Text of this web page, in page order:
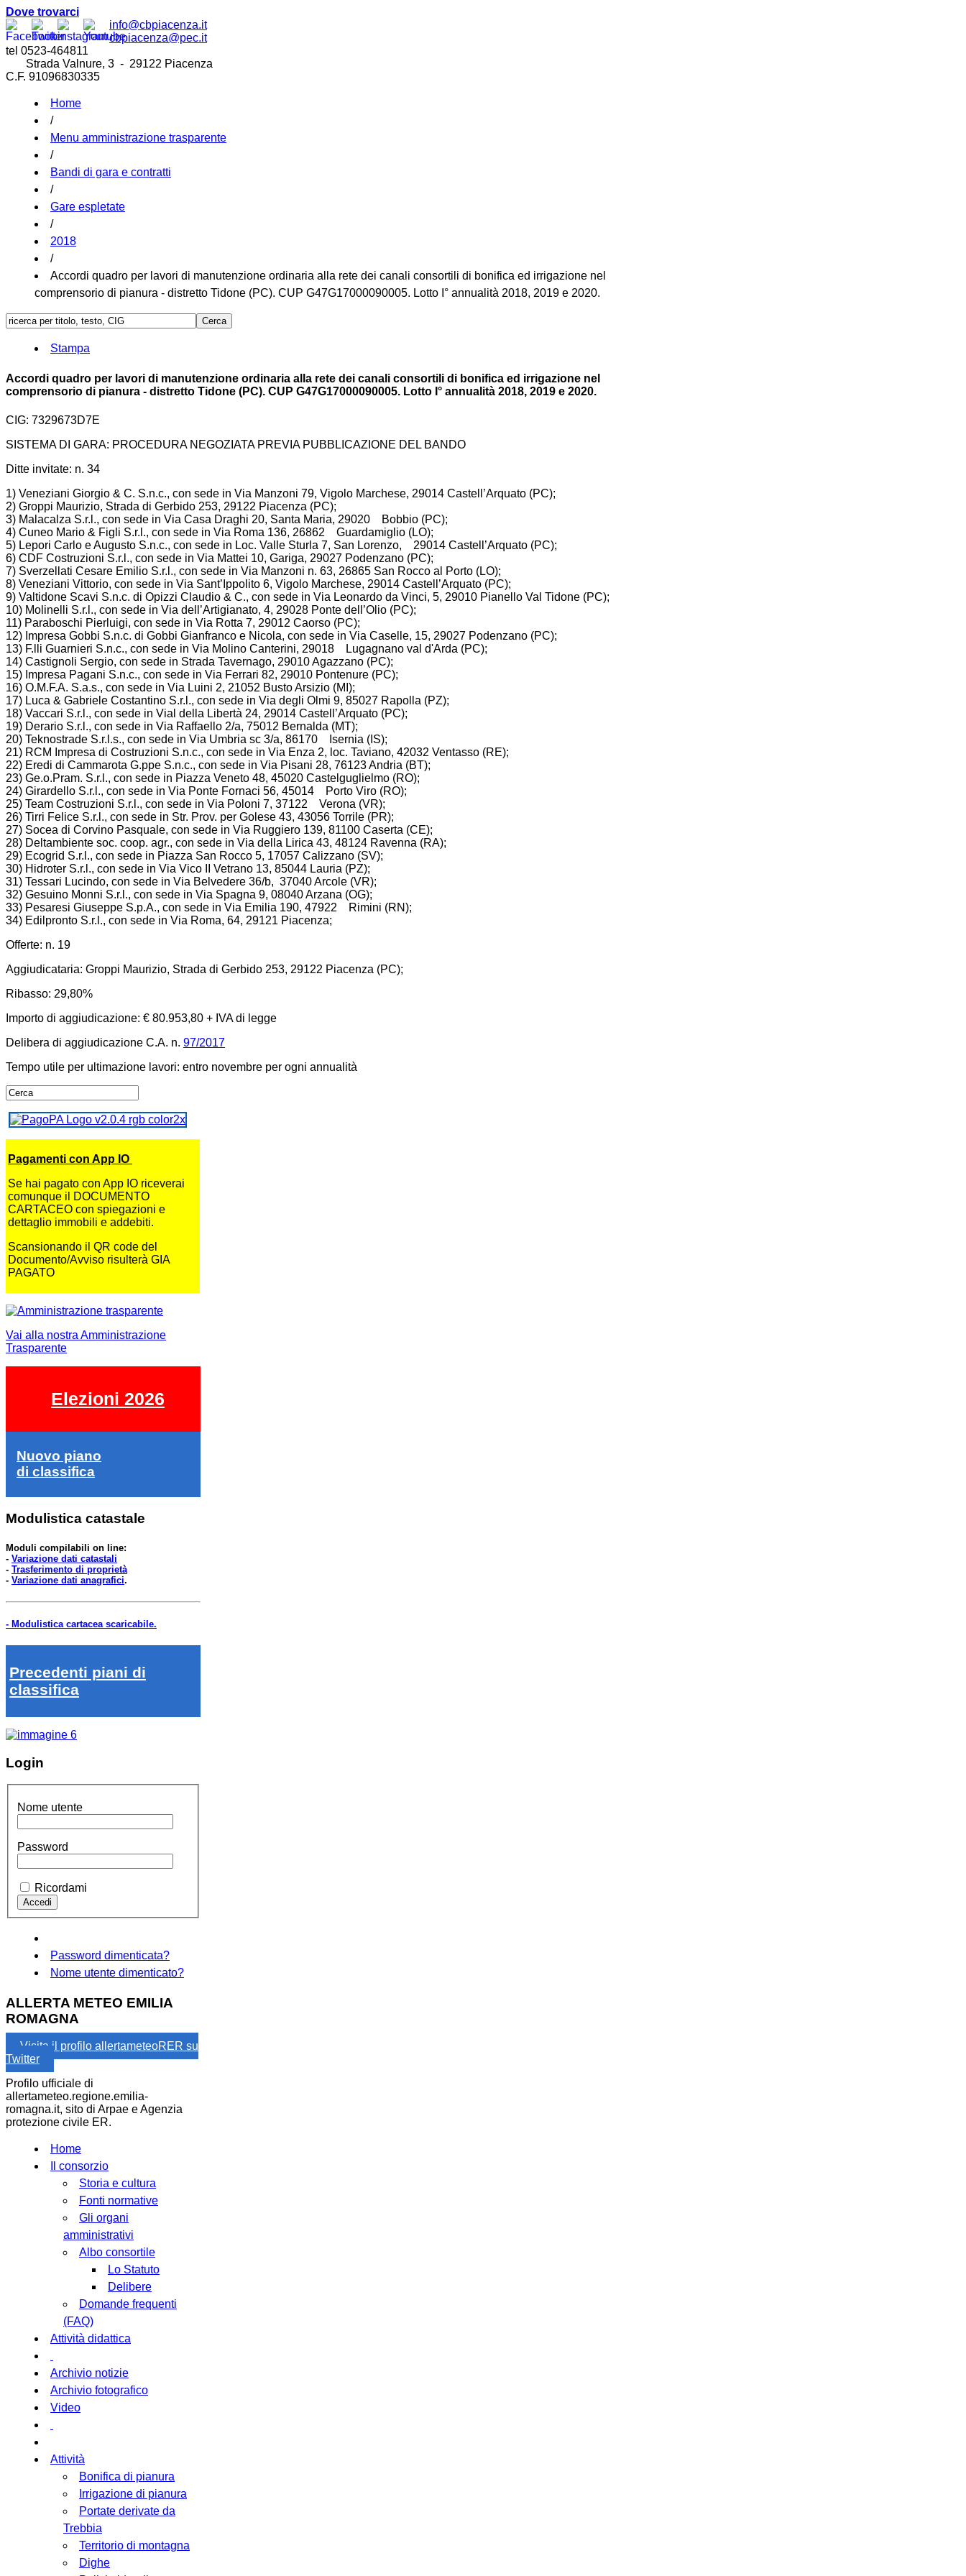
Dove trovarci
info@cbpiacenza.it
cbpiacenza@pec.it
tel 0523-464811
Strada Valnure, 3 - 29122 Piacenza
C.F. 91096830335
Home
/
Menu amministrazione trasparente
/
Bandi di gara e contratti
/
Gare espletate
/
2018
/
Accordi quadro per lavori di manutenzione ordinaria alla rete dei canali consortili di bonifica ed irrigazione nel
comprensorio di pianura - distretto Tidone (PC). CUP G47G17000090005. Lotto I° annualità 2018, 2019 e 2020.
Stampa
Accordi quadro per lavori di manutenzione ordinaria alla rete dei canali consortili di bonifica ed irrigazione nel
comprensorio di pianura - distretto Tidone (PC). CUP G47G17000090005. Lotto I° annualità 2018, 2019 e 2020.
CIG: 7329673D7E
SISTEMA DI GARA: PROCEDURA NEGOZIATA PREVIA PUBBLICAZIONE DEL BANDO
Ditte invitate: n. 34
1) Veneziani Giorgio & C. S.n.c., con sede in Via Manzoni 79, Vigolo Marchese, 29014 Castell’Arquato (PC);
2) Groppi Maurizio, Strada di Gerbido 253, 29122 Piacenza (PC);
3) Malacalza S.r.l., con sede in Via Casa Draghi 20, Santa Maria, 29020 Bobbio (PC);
4) Cuneo Mario & Figli S.r.l., con sede in Via Roma 136, 26862 Guardamiglio (LO);
5) Lepori Carlo e Augusto S.n.c., con sede in Loc. Valle Sturla 7, San Lorenzo, 29014 Castell’Arquato (PC);
6) CDF Costruzioni S.r.l., con sede in Via Mattei 10, Gariga, 29027 Podenzano (PC);
7) Sverzellati Cesare Emilio S.r.l., con sede in Via Manzoni n. 63, 26865 San Rocco al Porto (LO);
8) Veneziani Vittorio, con sede in Via Sant’Ippolito 6, Vigolo Marchese, 29014 Castell’Arquato (PC);
9) Valtidone Scavi S.n.c. di Opizzi Claudio & C., con sede in Via Leonardo da Vinci, 5, 29010 Pianello Val Tidone (PC);
10) Molinelli S.r.l., con sede in Via dell’Artigianato, 4, 29028 Ponte dell’Olio (PC);
11) Paraboschi Pierluigi, con sede in Via Rotta 7, 29012 Caorso (PC);
12) Impresa Gobbi S.n.c. di Gobbi Gianfranco e Nicola, con sede in Via Caselle, 15, 29027 Podenzano (PC);
13) F.lli Guarnieri S.n.c., con sede in Via Molino Canterini, 29018 Lugagnano val d'Arda (PC);
14) Castignoli Sergio, con sede in Strada Tavernago, 29010 Agazzano (PC);
15) Impresa Pagani S.n.c., con sede in Via Ferrari 82, 29010 Pontenure (PC);
16) O.M.F.A. S.a.s., con sede in Via Luini 2, 21052 Busto Arsizio (MI);
17) Luca & Gabriele Costantino S.r.l., con sede in Via degli Olmi 9, 85027 Rapolla (PZ);
18) Vaccari S.r.l., con sede in Vial della Libertà 24, 29014 Castell’Arquato (PC);
19) Derario S.r.l., con sede in Via Raffaello 2/a, 75012 Bernalda (MT);
20) Teknostrade S.r.l.s., con sede in Via Umbria sc 3/a, 86170 Isernia (IS);
21) RCM Impresa di Costruzioni S.n.c., con sede in Via Enza 2, loc. Taviano, 42032 Ventasso (RE);
22) Eredi di Cammarota G.ppe S.n.c., con sede in Via Pisani 28, 76123 Andria (BT);
23) Ge.o.Pram. S.r.l., con sede in Piazza Veneto 48, 45020 Castelguglielmo (RO);
24) Girardello S.r.l., con sede in Via Ponte Fornaci 56, 45014 Porto Viro (RO);
25) Team Costruzioni S.r.l., con sede in Via Poloni 7, 37122 Verona (VR);
26) Tirri Felice S.r.l., con sede in Str. Prov. per Golese 43, 43056 Torrile (PR);
27) Socea di Corvino Pasquale, con sede in Via Ruggiero 139, 81100 Caserta (CE);
28) Deltambiente soc. coop. agr., con sede in Via della Lirica 43, 48124 Ravenna (RA);
29) Ecogrid S.r.l., con sede in Piazza San Rocco 5, 17057 Calizzano (SV);
30) Hidroter S.r.l., con sede in Via Vico II Vetrano 13, 85044 Lauria (PZ);
31) Tessari Lucindo, con sede in Via Belvedere 36/b, 37040 Arcole (VR);
32) Gesuino Monni S.r.l., con sede in Via Spagna 9, 08040 Arzana (OG);
33) Pesaresi Giuseppe S.p.A., con sede in Via Emilia 190, 47922 Rimini (RN);
34) Edilpronto S.r.l., con sede in Via Roma, 64, 29121 Piacenza;
Offerte: n. 19
Aggiudicataria: Groppi Maurizio, Strada di Gerbido 253, 29122 Piacenza (PC);
Ribasso: 29,80%
Importo di aggiudicazione: € 80.953,80 + IVA di legge
Delibera di aggiudicazione C.A. n. 97/2017
Tempo utile per ultimazione lavori: entro novembre per ogni annualità
Pagamenti con App IO
Se hai pagato con App IO riceverai
comunque il DOCUMENTO
CARTACEO con spiegazioni e
dettaglio immobili e addebiti.
Scansionando il QR code del
Documento/Avviso risulterà GIA
PAGATO
Vai alla nostra Amministrazione
Trasparente
Elezioni 2026
Nuovo piano
di classifica
Modulistica catastale
Moduli compilabili on line:
- Variazione dati catastali
- Trasferimento di proprietà
- Variazione dati anagrafici.
- Modulistica cartacea scaricabile.
Precedenti piani di
classifica
Login
Nome utente
Password
Ricordami
Password dimenticata?
Nome utente dimenticato?
ALLERTA METEO EMILIA
ROMAGNA
Visita il profilo allertameteoRER su
Twitter
Profilo ufficiale di
allertameteo.regione.emilia-
romagna.it, sito di Arpae e Agenzia
protezione civile ER.
Home
Il consorzio
Storia e cultura
Fonti normative
Gli organi
amministrativi
Albo consortile
Lo Statuto
Delibere
Domande frequenti
(FAQ)
Attività didattica
Archivio notizie
Archivio fotografico
Video
Attività
Bonifica di pianura
Irrigazione di pianura
Portate derivate da
Trebbia
Territorio di montagna
Dighe